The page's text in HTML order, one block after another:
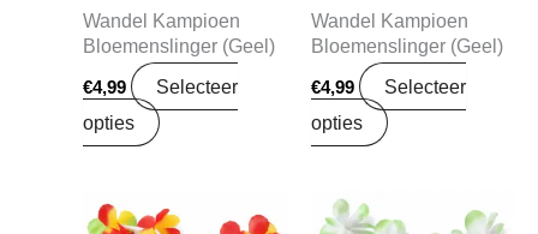
Wandel Kampioen
Bloemenslinger (Geel)
€4,99
Selecteer
opties
Wandel Kampioen
Bloemenslinger (Geel)
€4,99
Selecteer
opties